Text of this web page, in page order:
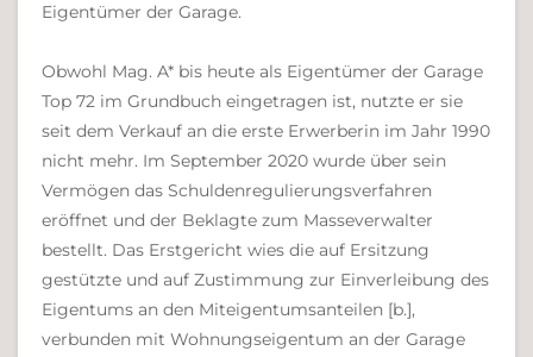
Eigentümer der Garage.
Obwohl Mag. A* bis heute als Eigentümer der Garage
Top 72 im Grundbuch eingetragen ist, nutzte er sie
seit dem Verkauf an die erste Erwerberin im Jahr 1990
nicht mehr. Im September 2020 wurde über sein
Vermögen das Schuldenregulierungsverfahren
eröffnet und der Beklagte zum Masseverwalter
bestellt. Das Erstgericht wies die auf Ersitzung
gestützte und auf Zustimmung zur Einverleibung des
Eigentums an den Miteigentumsanteilen [b.],
verbunden mit Wohnungseigentum an der Garage